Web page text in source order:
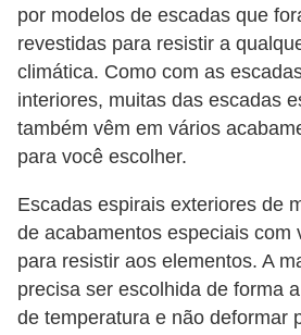
por modelos de escadas que
revestidas para resistir a
climática. Como com as
interiores, muitas das escadas
também vêm em vários
para você escolher.
Escadas espirais exteriores de
de acabamentos especiais com
para resistir aos elementos. A
precisa ser escolhida de forma
de temperatura e não deformar